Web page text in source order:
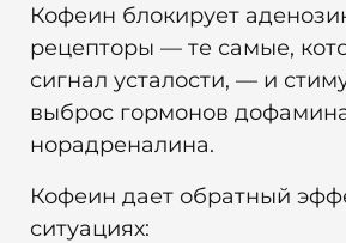
Кофеин блокирует
рецепторы — те самые,
сигнал усталости, — и
выброс гормонов
норадреналина.
Кофеин дает обратный
ситуациях: